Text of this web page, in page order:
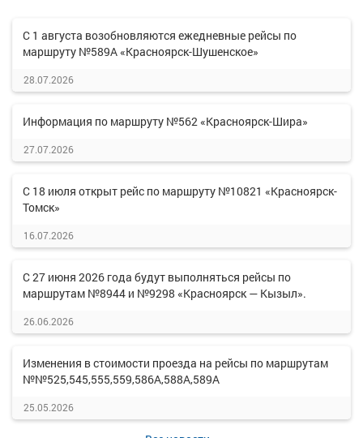
С 1 августа возобновляются ежедневные рейсы по
маршруту №589А «Красноярск-Шушенское»
28.07.2026
Информация по маршруту №562 «Красноярск-Шира»
27.07.2026
С 18 июля открыт рейс по маршруту №10821 «Красноярск-
Томск»
16.07.2026
С 27 июня 2026 года будут выполняться рейсы по
маршрутам №8944 и №9298 «Красноярск — Кызыл».
26.06.2026
Изменения в стоимости проезда на рейсы по маршрутам
№№525,545,555,559,586А,588А,589А
25.05.2026